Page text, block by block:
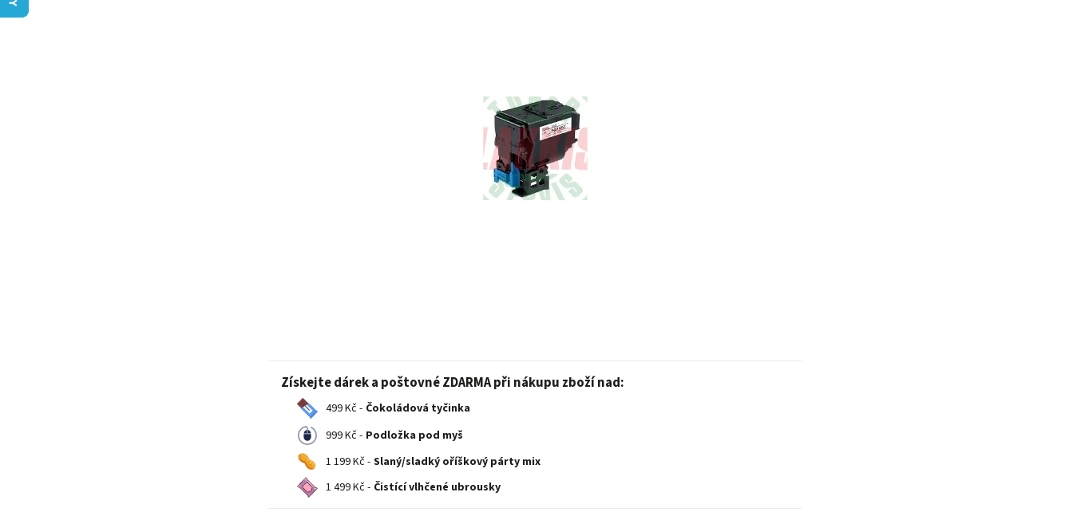
2 roky
Získejte dárek a poštovné ZDARMA při nákupu zboží nad:
499 Kč - Čokoládová tyčinka
999 Kč - Podložka pod myš
1 199 Kč - Slaný/sladký oříškový párty mix
1 499 Kč - Čistící vlhčené ubrousky